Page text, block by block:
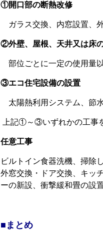
①開口部の断熱改修
ガラス交換、内窓設置、
②外壁、屋根、天井又は床
部位ごとに一定の使用量
③エコ住宅設備の設置
太陽熱利用システム、節
上記①～③いずれかの工事
任意工事
ビルトイン食器洗機、掃除
外窓交換・ドア交換、キッ
ーの新設、衝撃緩和畳の設
■ まとめ